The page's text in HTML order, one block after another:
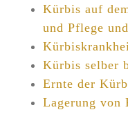
Kürbis auf
und Pflege
Kürbis selber
Ernte der
Lagerung von